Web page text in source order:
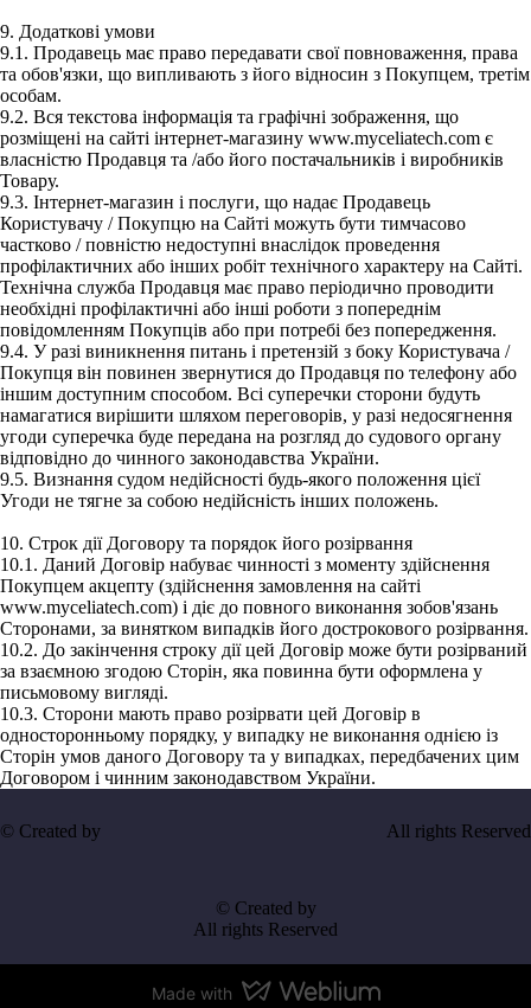
9. Додаткові умови
9.1. Продавець має право передавати свої повноваження, права
та обов'язки, що випливають з його відносин з Покупцем, третім
особам.
9.2. Вся текстова інформація та графічні зображення, що
розміщені на сайті інтернет-магазину www.myceliatech.com є
власністю Продавця та /або його постачальників і виробників
Товару.
9.3. Інтернет-магазин і послуги, що надає Продавець
Користувачу / Покупцю на Сайті можуть бути тимчасово
частково / повністю недоступні внаслідок проведення
профілактичних або інших робіт технічного характеру на Сайті.
Технічна служба Продавця має право періодично проводити
необхідні профілактичні або інші роботи з попереднім
повідомленням Покупців або при потребі без попередження.
9.4. У разі виникнення питань і претензій з боку Користувача /
Покупця він повинен звернутися до Продавця по телефону або
іншим доступним способом. Всі суперечки сторони будуть
намагатися вирішити шляхом переговорів, у разі недосягнення
угоди суперечка буде передана на розгляд до судового органу
відповідно до чинного законодавства України.
9.5. Визнання судом недійсності будь-якого положення цієї
Угоди не тягне за собою недійсність інших положень.
10. Строк дії Договору та порядок його розірвання
10.1. Даний Договір набуває чинності з моменту здійснення
Покупцем акцепту (здійснення замовлення на сайті
www.myceliatech.com) і діє до повного виконання зобов'язань
Сторонами, за винятком випадків його дострокового розірвання.
10.2. До закінчення строку дії цей Договір може бути розірваний
за взаємною згодою Сторін, яка повинна бути оформлена у
письмовому вигляді.
10.3. Сторони мають право розірвати цей Договір в
односторонньому порядку, у випадку не виконання однією із
Сторін умов даного Договору та у випадках, передбачених цим
Договором і чинним законодавством України.
© Created by All rights Reserved
© Created by
All rights Reserved
Made with